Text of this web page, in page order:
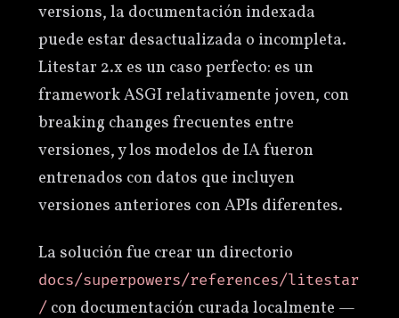
versions, la documentación indexada
puede estar desactualizada o incompleta.
Litestar 2.x es un caso perfecto: es un
framework ASGI relativamente joven, con
breaking changes frecuentes entre
versiones, y los modelos de IA fueron
entrenados con datos que incluyen
versiones anteriores con APIs diferentes.
La solución fue crear un directorio
docs/superpowers/references/litestar
/con documentación curada localmente —